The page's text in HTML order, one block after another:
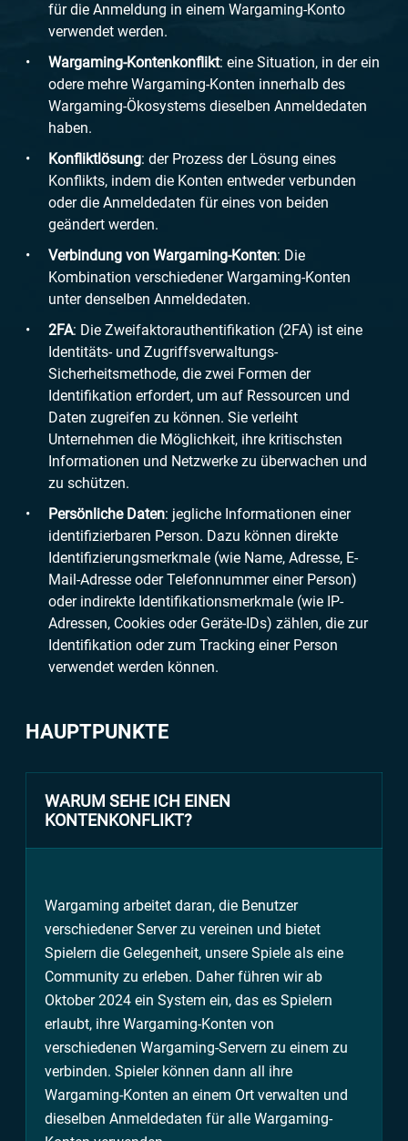
für die Anmeldung in einem Wargaming-Konto
verwendet werden.
Wargaming-Kontenkonflikt: eine Situation, in der ein
odere mehre Wargaming-Konten innerhalb des
Wargaming-Ökosystems dieselben Anmeldedaten
haben.
Konfliktlösung: der Prozess der Lösung eines
Konflikts, indem die Konten entweder verbunden
oder die Anmeldedaten für eines von beiden
geändert werden.
Verbindung von Wargaming-Konten: Die
Kombination verschiedener Wargaming-Konten
unter denselben Anmeldedaten.
2FA: Die Zweifaktorauthentifikation (2FA) ist eine
Identitäts- und Zugriffsverwaltungs-
Sicherheitsmethode, die zwei Formen der
Identifikation erfordert, um auf Ressourcen und
Daten zugreifen zu können. Sie verleiht
Unternehmen die Möglichkeit, ihre kritischsten
Informationen und Netzwerke zu überwachen und
zu schützen.
Persönliche Daten: jegliche Informationen einer
identifizierbaren Person. Dazu können direkte
Identifizierungsmerkmale (wie Name, Adresse, E-
Mail-Adresse oder Telefonnummer einer Person)
oder indirekte Identifikationsmerkmale (wie IP-
Adressen, Cookies oder Geräte-IDs) zählen, die zur
Identifikation oder zum Tracking einer Person
verwendet werden können.
HAUPTPUNKTE
WARUM SEHE ICH EINEN
KONTENKONFLIKT?
Wargaming arbeitet daran, die Benutzer
verschiedener Server zu vereinen und bietet
Spielern die Gelegenheit, unsere Spiele als eine
Community zu erleben. Daher führen wir ab
Oktober 2024 ein System ein, das es Spielern
erlaubt, ihre Wargaming-Konten von
verschiedenen Wargaming-Servern zu einem zu
verbinden. Spieler können dann all ihre
Wargaming-Konten an einem Ort verwalten und
dieselben Anmeldedaten für alle Wargaming-